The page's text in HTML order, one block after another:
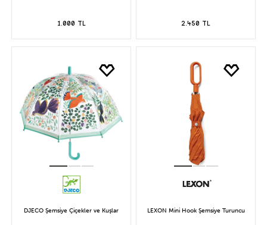
1.000 TL 2.450 TL
DJECO Şemsiye Çiçekler ve Kuşlar LEXON Mini Hook Şemsiye Turuncu